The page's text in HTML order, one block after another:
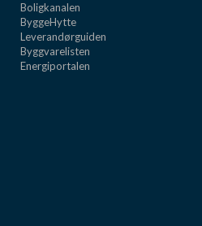
Boligkanalen
ByggeHytte
Leverandørguiden
Byggvarelisten
Energiportalen